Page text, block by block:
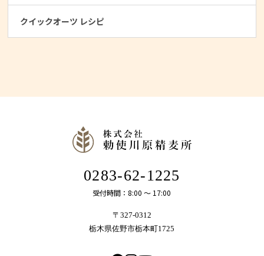
クイックオーツ レシピ
0283-62-1225
受付時間：8:00 〜 17:00
〒327-0312
栃木県佐野市栃本町1725